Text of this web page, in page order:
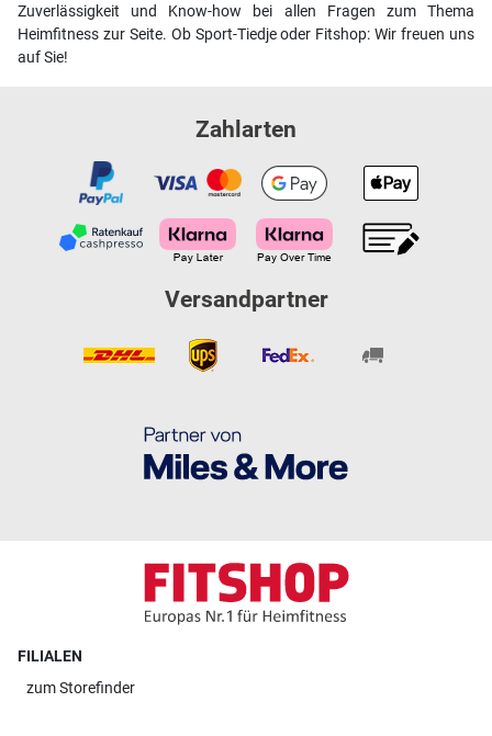
Zuverlässigkeit und Know-how bei allen Fragen zum Thema
Heimfitness zur Seite. Ob Sport-Tiedje oder Fitshop: Wir freuen uns
auf Sie!
Zahlarten
Versandpartner
FILIALEN
zumStorefinder